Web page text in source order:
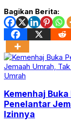
Bagikan Berita:
Umrah
Kemenhaj
Penelantar
Izinnya